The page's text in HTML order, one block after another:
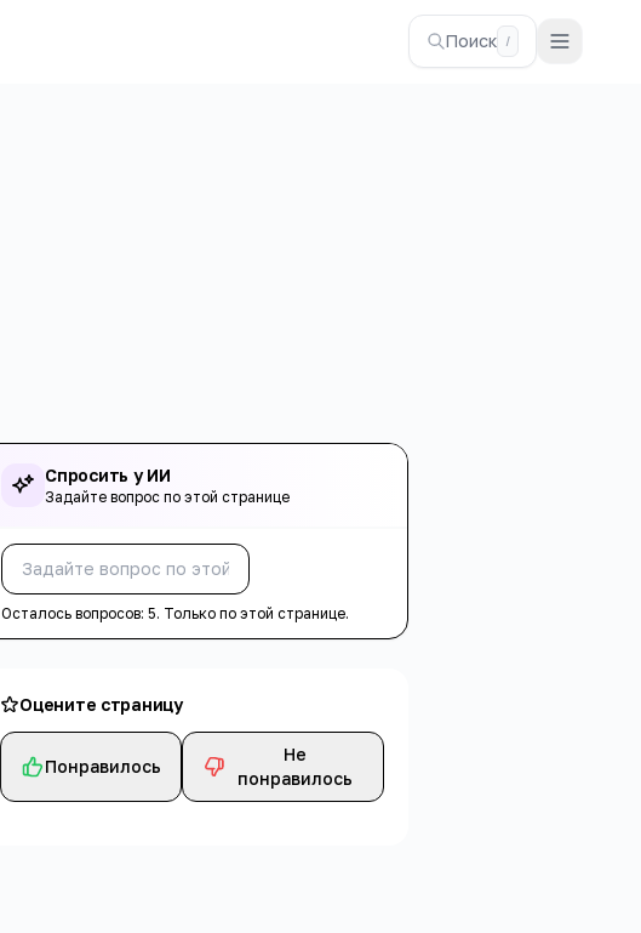
Поиск /
Спросить у ИИ
Задайте вопрос по этой странице
Осталось вопросов:5. Только по этой странице.
Оцените страницу
Понравилось
Не
понравилось